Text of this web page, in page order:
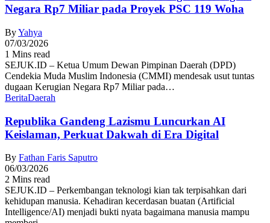
Negara Rp7 Miliar pada Proyek PSC 119 Woha
ByYahya
07/03/2026
1 Mins read
SEJUK.ID – Ketua Umum Dewan Pimpinan Daerah (DPD)
Cendekia Muda Muslim Indonesia (CMMI) mendesak usut tuntas
dugaan Kerugian Negara Rp7 Miliar pada…
BeritaDaerah
Republika Gandeng Lazismu Luncurkan AI
Keislaman, Perkuat Dakwah di Era Digital
By Fathan Faris Saputro
06/03/2026
2 Mins read
SEJUK.ID – Perkembangan teknologi kian tak terpisahkan dari
kehidupan manusia. Kehadiran kecerdasan buatan (Artificial
Intelligence/AI) menjadi bukti nyata bagaimana manusia mampu